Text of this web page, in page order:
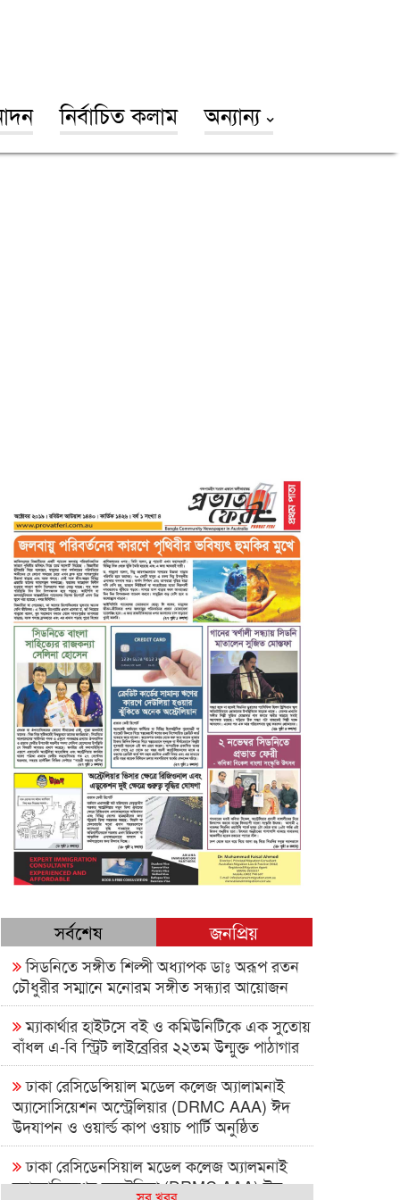
নির্বাচিত কলাম অন্যান্য
সর্বশেষ জনপ্রিয়
সিডনিতে সঙ্গীত শিল্পী অধ্যাপক ডাঃ অরূপ রতন
চৌধুরীর সম্মানে মনোরম সঙ্গীত সন্ধ্যার আয়োজন
ম্যাকার্থার হাইটসে বই ও কমিউনিটিকে এক সুতোয়
বাঁধল এ-বি স্ট্রিট লাইব্রেরির ২২তম উন্মুক্ত পাঠাগার
ঢাকা রেসিডেন্সিয়াল মডেল কলেজ অ্যালামনাই
অ্যাসোসিয়েশন অস্ট্রেলিয়ার (DRMC AAA) ঈদ
উদযাপন ও ওয়ার্ল্ড কাপ ওয়াচ পার্টি অনুষ্ঠিত
ঢাকা রেসিডেনসিয়াল মডেল কলেজ অ্যালমনাই
অ্যাসোসিয়েশন অস্ট্রেলিয়া (DRMC AAA) ঈদ
সব খবর